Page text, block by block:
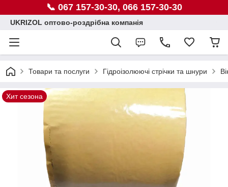
📞 067 157-30-30, 066 157-30-30
UKRIZOL оптово-роздрібна компанія
Товари та послуги Гідроізолюючі стрічки та шнури
Хит сезона